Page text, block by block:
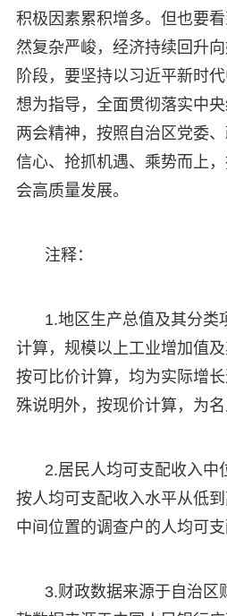
积极因素累积增多。但也要
然复杂严峻，经济持续回升
阶段，要坚持以习近平新时
想为指导，全面贯彻落实中
两会精神，按照自治区党委
信心、抢抓机遇、乘势而上
会高质量发展。
注释：
1.地区生产总值及其分类
计算，规模以上工业增加值
按可比价计算，均为实际增
殊说明外，按现价计算，为名
2.居民人均可支配收入中
按人均可支配收入水平从低
中间位置的调查户的人均可支
3.财政数据来源于自治区